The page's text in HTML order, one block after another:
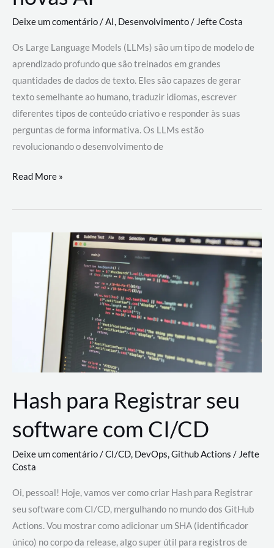
Deixe um comentário/AI, Desenvolvimento/ Jefte Costa
Os Large Language Models (LLMs) são um tipo de modelo de
aprendizado profundo que são treinados em grandes
quantidades de dados de texto. Eles são capazes de gerar
texto semelhante ao humano, traduzir idiomas, escrever
diferentes tipos de conteúdo criativo e responder às suas
perguntas de forma informativa. Os LLMs estão
revolucionando o desenvolvimento de
Large
Models
revolucionando
desenvolvimento
Read More »
Hash para Registrar seu
software com CI/CD
Deixe um comentário/CI/CD, DevOps,Github Actions /Jefte
Costa
Oi, pessoal! Hoje, vamos ver como criar Hash para Registrar
seu software com CI/CD, mergulhando no mundo dos GitHub
Actions. Vou mostrar como adicionar um SHA (identificador
único) no corpo da release, algo super útil para registros de